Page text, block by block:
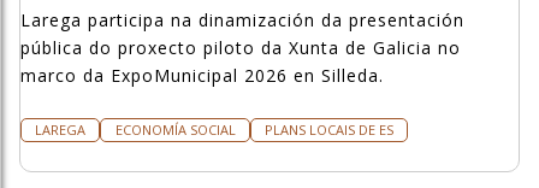
Larega participa na dinamización da presentación
pública do proxecto piloto da Xunta de Galicia no
marco da ExpoMunicipal 2026 en Silleda.
LAREGA ECONOMÍA SOCIAL PLANS LOCAIS DE ES